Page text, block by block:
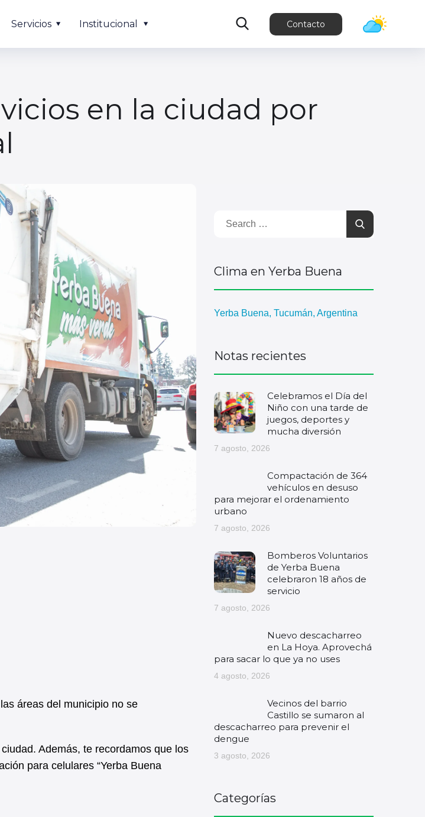
Servicios Institucional Contacto
en la ciudad por
áreas del municipio no se
Además, te recordamos que los
para celulares “Yerba Buena
Clima en Yerba Buena
Yerba Buena, Tucumán, Argentina
Notas recientes
Celebramos el Día del
Niño con una tarde de
juegos, deportes y
mucha diversión
7 agosto, 2026
Compactación de 364
vehículos en desuso
para mejorar el ordenamiento
urbano
7 agosto, 2026
Bomberos Voluntarios
de Yerba Buena
celebraron 18 años de
servicio
7 agosto, 2026
Nuevo descacharreo
en La Hoya. Aprovechá
para sacar lo que ya no uses
4 agosto, 2026
Vecinos del barrio
Castillo se sumaron al
descacharreo para prevenir el
dengue
3 agosto, 2026
Categorías